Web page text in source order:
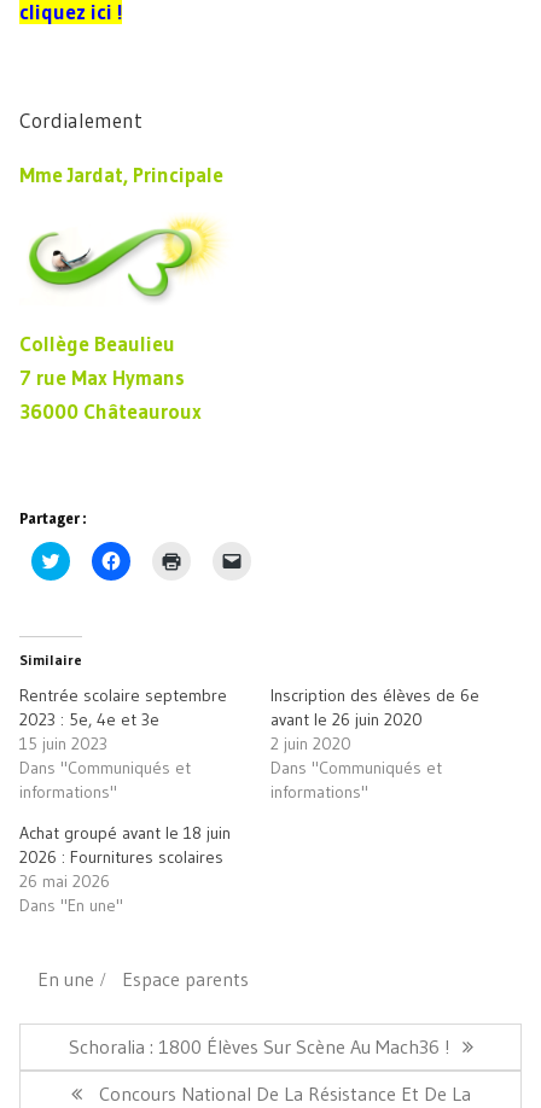
cliquez ici !
Cordialement
Mme Jardat, Principale
Collège Beaulieu
7 rue Max Hymans
36000 Châteauroux
Partager :
Cliquez
pour
dans
une
nouvelle
Cliquez
pour
Cliquer
ami(ouvre
dans
nouvelle
fenêtre)
Similaire
Rentrée scolaire septembre
2023 : 5e, 4e et 3e
15 juin 2023
Dans "Communiqués et
informations"
Inscription des élèves de 6e
avant le 26 juin 2020
2 juin 2020
Dans "Communiqués et
informations"
Achat groupé avant le 18 juin
2026 : Fournitures scolaires
26 mai 2026
Dans "En une"
En une Espace parents
l’article
Article
Précédent:
Schoralia : 1800 Élèves Sur Scène Au Mach36 !
Article
Concours National De La Résistance Et De La